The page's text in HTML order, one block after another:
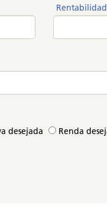
desejada Renda